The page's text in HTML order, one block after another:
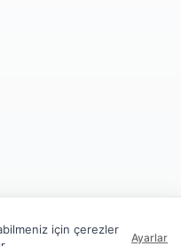
için çerezler
Ayarlar